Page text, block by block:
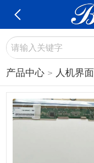
产品中心 人机界面